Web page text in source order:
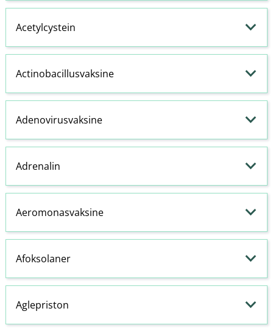
Acetylcystein
Actinobacillusvaksine
Adenovirusvaksine
Adrenalin
Aeromonasvaksine
Afoksolaner
Aglepriston